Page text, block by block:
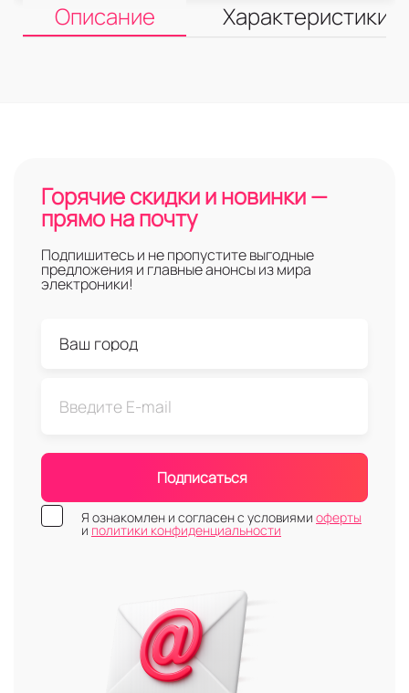
Описание Характеристики
Горячие скидки и новинки —
прямо на почту
Подпишитесь и не пропустите выгодные
предложения и главные анонсы из мира
электроники!
Подписаться
Я ознакомлен и согласен с условиями оферты
и политики конфиденциальности